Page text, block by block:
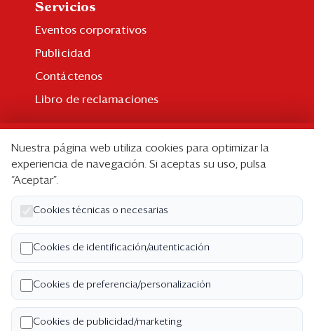
Servicios
Eventos corporativos
Publicidad
Contáctenos
Libro de reclamaciones
Suscripción individual
Paquetes corporativos
Edición Impresa
Nosotros
Quiénes somos
Código de ética
Términos y Condiciones
Nuestra página web utiliza cookies para optimizar la
experiencia de navegación. Si aceptas su uso, pulsa
“Aceptar”.
Cookies técnicas o necesarias
Cookies de identificación/autenticación
Cookies de preferencia/personalización
Cookies de publicidad/marketing